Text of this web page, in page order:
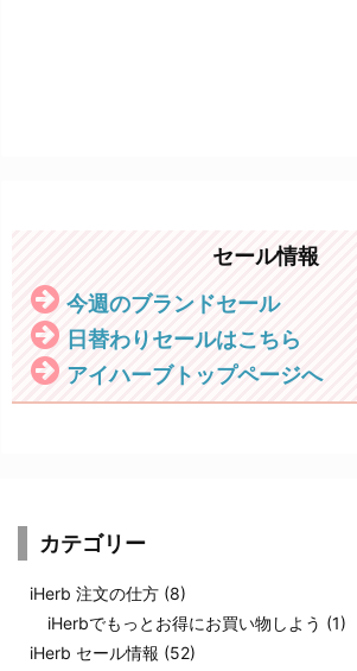
セール情報
今週のブランドセール
日替わりセールはこちら
アイハーブトップページへ
カテゴリー
iHerb 注文の仕方 (8)
iHerbでもっとお得にお買い物しよう (1)
iHerb セール情報 (52)